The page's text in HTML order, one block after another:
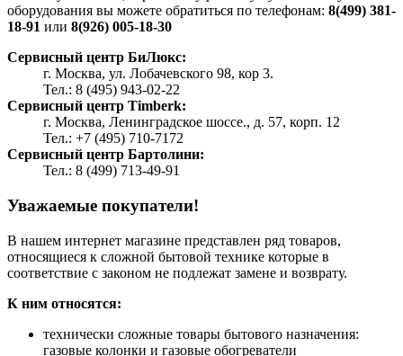
оборудования вы можете обратиться по телефонам: 8(499) 381-
18-91 или 8(926) 005-18-30
Сервисный центр БиЛюкс:
г. Москва, ул. Лобачевского 98, кор 3.
Тел.: 8 (495) 943-02-22
Сервисный центр Timberk:
г. Москва, Ленинградское шоссе., д. 57, корп. 12
Тел.: +7 (495) 710-7172
Сервисный центр Бартолини:
Тел.: 8 (499) 713-49-91
Уважаемые покупатели!
В нашем интернет магазине представлен ряд товаров,
относящиеся к сложной бытовой технике которые в
соответствие с законом не подлежат замене и возврату.
К ним относятся:
технически сложные товары бытового назначения:
газовые колонки и газовые обогреватели